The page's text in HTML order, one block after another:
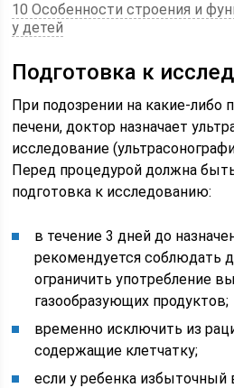
10 Особенности строения и
у детей
Подготовка к
При подозрении на какие-либо
печени, доктор назначает
исследование
Перед процедурой должна
подготовка к исследованию:
в течение 3 дней до
рекомендуется соблюдать
ограничить употребление
газообразующих продуктов;
временно исключить из
содержащие клетчатку;
если у ребенка избыточный